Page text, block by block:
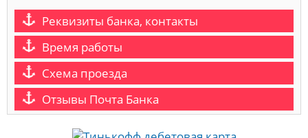
Реквизиты банка, контакты
Время работы
Схема проезда
Отзывы Почта Банка